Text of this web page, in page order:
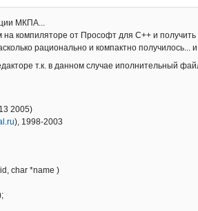
МКПА...
на компиляторе от Прософт для С++ и
рационально и компактно получилось...
т.к. в данном случае иполнительный
2005)
), 1998-2003
char *name )